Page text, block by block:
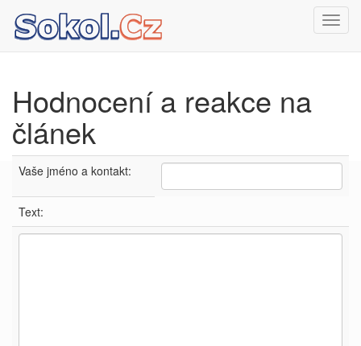
Hodnocení a reakce na
článek
Vaše jméno a kontakt:
Text: